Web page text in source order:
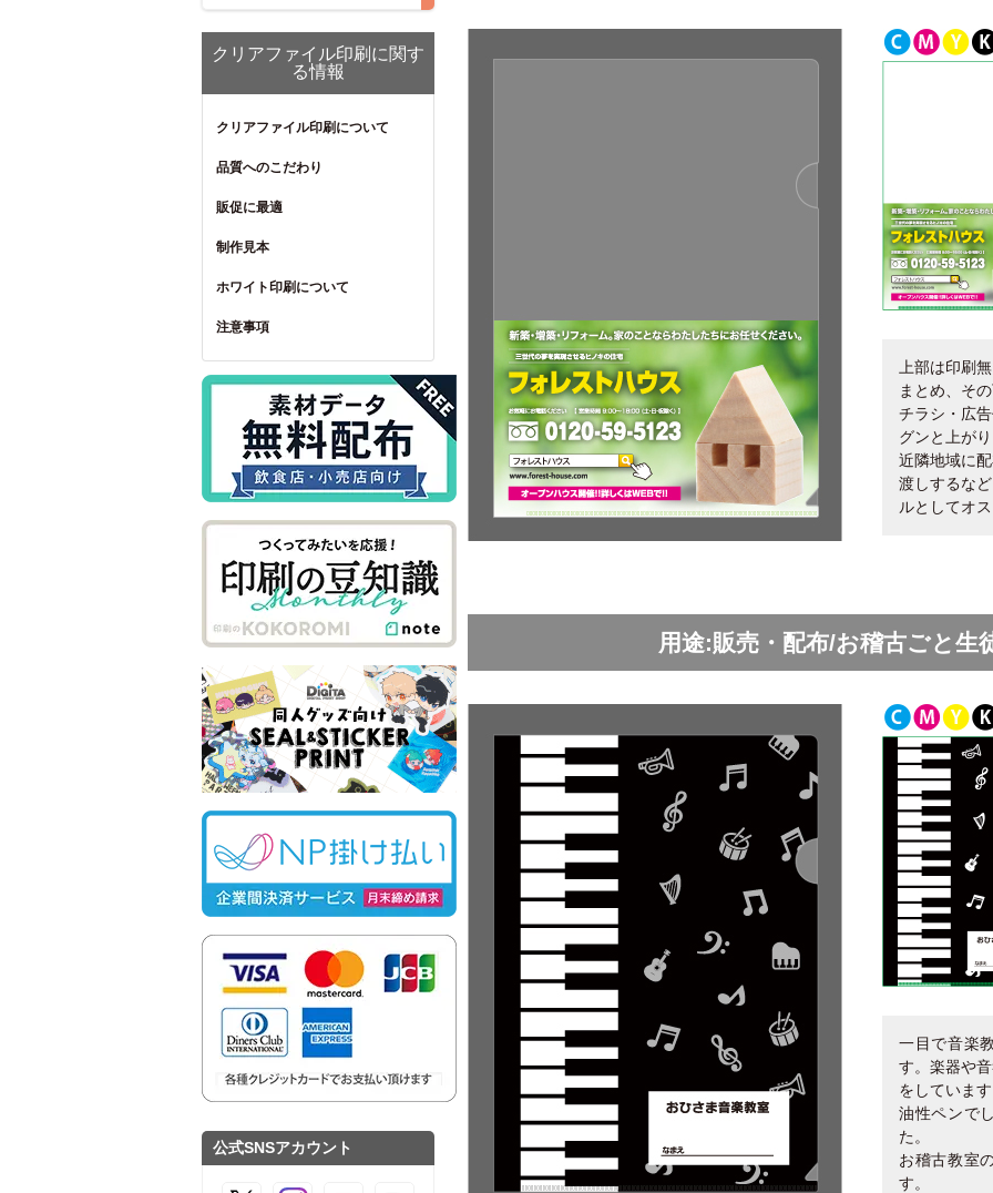
クリアファイル印刷に関す
る情報
クリアファイル印刷について
品質へのこだわり
販促に最適
制作見本
ホワイト印刷について
注意事項
公式SNSアカウント
上部は印刷
まとめ、そ
チラシ・広
グンと上が
近隣地域に
渡しするな
ルとしてオ
用途:販売・配布/お稽古ごと生
一目で音楽
す。楽器や
をしていま
油性ペンで
た。
お稽古教室
す。